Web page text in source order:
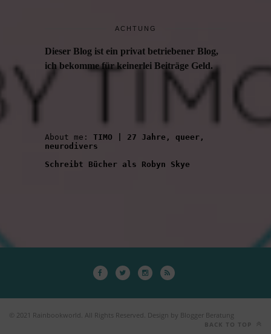
ACHTUNG
Dieser Blog ist ein privat betriebener Blog,
ich bekomme für keinerlei Beiträge Geld.
About me: TIMO | 27 Jahre, queer,
neurodivers
Schreibt Bücher als Robyn Skye
© 2021 Rainbookworld. All Rights Reserved. Design by Blogger Beratung
BACK TO TOP